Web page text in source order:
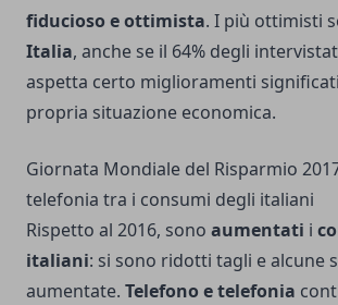
fiducioso e ottimista. I più ottimisti
Italia, anche se il 64% degli
aspetta certo miglioramenti
propria situazione economica.
Giornata Mondiale del Risparmio
telefonia tra i consumi degli italiani
Rispetto al 2016, sono aumentati i
italiani: si sono ridotti tagli e alcune
aumentate. Telefono e telefonia